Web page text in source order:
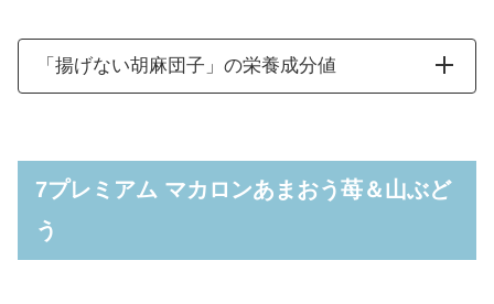
「揚げない胡麻団子」の栄養成分値
7プレミアム マカロンあまおう苺＆山ぶど
う